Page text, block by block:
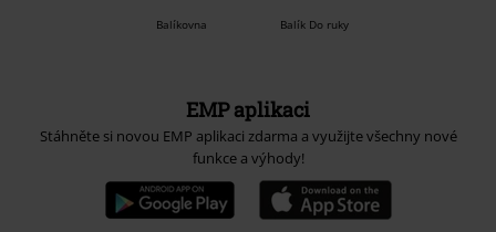
Balíkovna Balík Do ruky
EMP aplikaci
Stáhněte si novou EMP aplikaci zdarma a využijte všechny nové
funkce a výhody!